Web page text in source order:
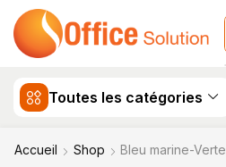
Toutes les catégories
Accueil Shop Bleu marine-Verte